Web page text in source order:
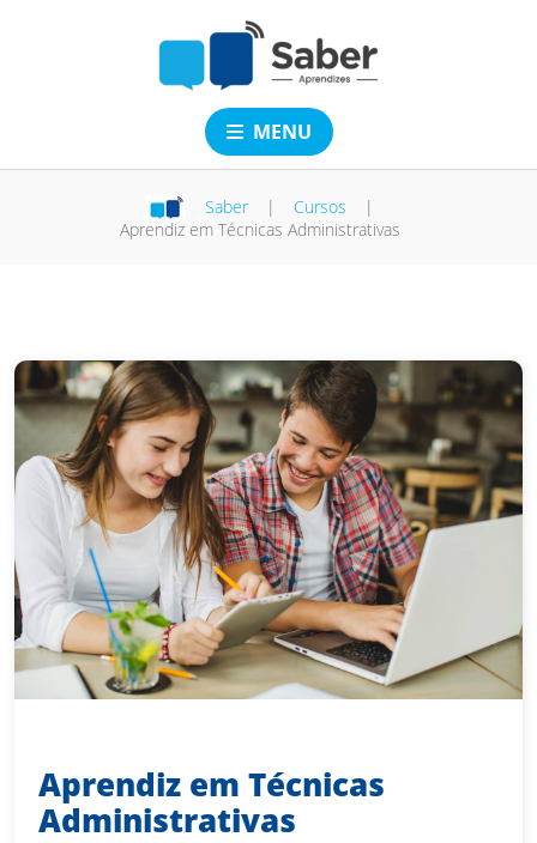
MENU
Saber | Cursos
|
Aprendiz em Técnicas Administrativas
Aprendiz em Técnicas
Administrativas